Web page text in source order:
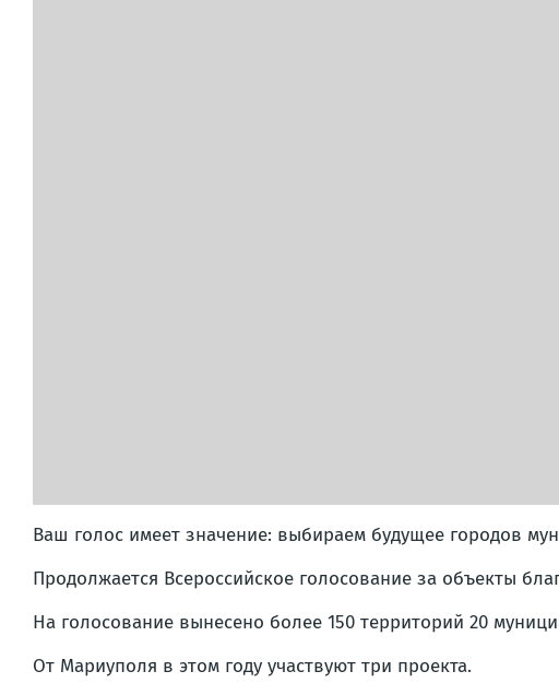
Ваш голос имеет значение: выбираем будущее городов
Продолжается Всероссийское голосование за объекты
На голосование вынесено более 150 территорий 20
От Мариуполя в этом году участвуют три проекта.